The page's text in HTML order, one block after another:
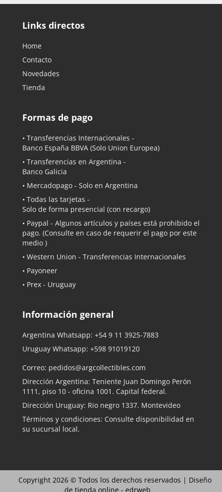
Links directos
Home
Contacto
Novedades
Tienda
Formas de pago
• Transferencias Internacionales -
Banco España BBVA (Solo Union Europea)
• Transferencias en Argentina -
Banco Galicia
• Mercadopago - Solo en Argentina
• Todas las tarjetas -
Solo de forma presencial (con recargo)
• Paypal - Algunos artículos y países está prohibido el
pago. (Consulte en caso de requerir el pago por este
medio )
• Western Union - Transferencias Internacionales
• Payoneer
• Prex - Uruguay
Información general
Argentina Whatsapp: +54 9 11 3925-7883
Uruguay Whatsapp: +598 91019120
Correo: pedidos@argcollectibles.com
Dirección Argentina: Teniente Juan Domingo Perón
1111, piso 10 - oficina 1001. Capital federal.
Dirección Uruguay: Rio negro 1337. Montevideo
Términos y condiciones: Consulte disponibilidad en
su sucursal local.
Copyright 2026 © Todos los derechos reservados | Diseño
de tienda online - edrweb